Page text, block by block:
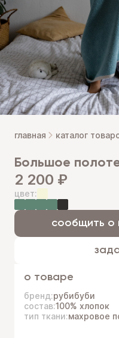
главная каталог
большое
2 200 ₽
цвет:
сообщить о
о товаре
бренд:рубибуби
состав:100% хлопок
тип ткани:махровое